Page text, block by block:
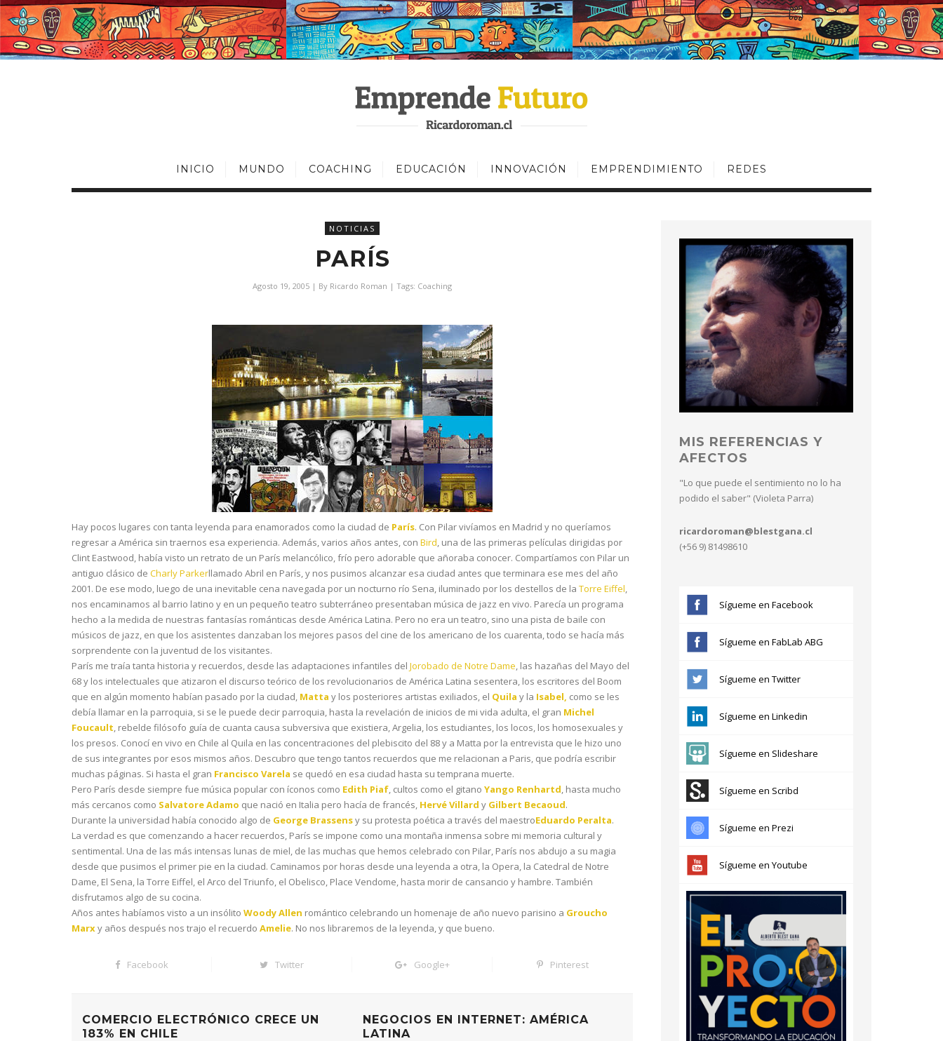
INICIO MUNDO COACHING EDUCACIÓN INNOVACIÓN EMPRENDIMIENTO REDES
NOTICIAS
PARÍS
Agosto 19, 2005 | By Ricardo Roman | Tags: Coaching
Hay pocos lugares con tanta leyenda para enamorados como la ciudad de París. Con Pilar vivíamos en Madrid y no queríamos
regresar a América sin traernos esa experiencia. Además, varios años antes, con Bird, una de las primeras películas dirigidas por
Clint Eastwood, había visto un retrato de un París melancólico, frío pero adorable que añoraba conocer. Compartíamos con Pilar un
antiguo clásico de Charly Parkerllamado Abril en París, y nos pusimos alcanzar esa ciudad antes que terminara ese mes del año
2001. De ese modo, luego de una inevitable cena navegada por un nocturno río Sena, iluminado por los destellos de la Torre Eiffel,
nos encaminamos al barrio latino y en un pequeño teatro subterráneo presentaban música de jazz en vivo. Parecía un programa
hecho a la medida de nuestras fantasías románticas desde América Latina. Pero no era un teatro, sino una pista de baile con
músicos de jazz, en que los asistentes danzaban los mejores pasos del cine de los americano de los cuarenta, todo se hacía más
sorprendente con la juventud de los visitantes.
París me traía tanta historia y recuerdos, desde las adaptaciones infantiles del Jorobado de Notre Dame, las hazañas del Mayo del
68 y los intelectuales que atizaron el discurso teórico de los revolucionarios de América Latina sesentera, los escritores del Boom
que en algún momento habían pasado por la ciudad, Matta y los posteriores artistas exiliados, el Quila y la Isabel, como se les
debía llamar en la parroquia, si se le puede decir parroquia, hasta la revelación de inicios de mi vida adulta, el gran Michel
Foucault, rebelde filósofo guía de cuanta causa subversiva que existiera, Argelia, los estudiantes, los locos, los homosexuales y
los presos. Conocí en vivo en Chile al Quila en las concentraciones del plebiscito del 88 y a Matta por la entrevista que le hizo uno
de sus integrantes por esos mismos años. Descubro que tengo tantos recuerdos que me relacionan a Paris, que podría escribir
muchas páginas. Si hasta el gran Francisco Varela se quedó en esa ciudad hasta su temprana muerte.
Pero París desde siempre fue música popular con íconos como Edith Piaf, cultos como el gitano Yango Renhartd, hasta mucho
más cercanos como Salvatore Adamo que nació en Italia pero hacía de francés, Hervé Villard y Gilbert Becaoud.
Durante la universidad había conocido algo de George Brassensy su protesta poética a través del maestroEduardo Peralta.
La verdad es que comenzando a hacer recuerdos, París se impone como una montaña inmensa sobre mi memoria cultural y
sentimental. Una de las más intensas lunas de miel, de las muchas que hemos celebrado con Pilar, París nos abdujo a su magia
desde que pusimos el primer pie en la ciudad. Caminamos por horas desde una leyenda a otra, la Opera, la Catedral de Notre
Dame, El Sena, la Torre Eiffel, el Arco del Triunfo, el Obelisco, Place Vendome, hasta morir de cansancio y hambre. También
disfrutamos algo de su cocina.
Años antes habíamos visto a un insólito Woody Allen romántico celebrando un homenaje de año nuevo parisino a Groucho
Marxy años después nos trajo el recuerdo Amelie. No nos libraremos de la leyenda, y que bueno.
Facebook Twitter Google+ Pinterest
COMERCIO ELECTRÓNICO CRECE UN
183% EN CHILE
NEGOCIOS EN INTERNET: AMÉRICA
LATINA
MIS REFERENCIAS Y
AFECTOS
"Lo que puede el sentimiento no lo ha
podido el saber" (Violeta Parra)
ricardoroman@blestgana.cl
(+56 9) 81498610
Sígueme en Facebook
Sígueme en FabLab ABG
Sígueme en Twitter
Sígueme en Linkedin
Sígueme en Slideshare
Sígueme en Scribd
Sígueme en Prezi
Sígueme en Youtube